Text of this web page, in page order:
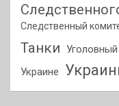
Следственный
Танки
Украине